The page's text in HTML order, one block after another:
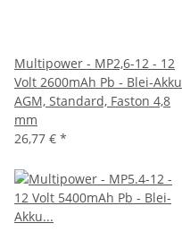
Multipower - MP2,6-12 - 12
Volt 2600mAh Pb - Blei-Akku
AGM, Standard, Faston 4,8
mm
26,77 € *